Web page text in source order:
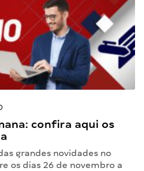
confira aqui os
grandes novidades no
os dias 26 de novembro a